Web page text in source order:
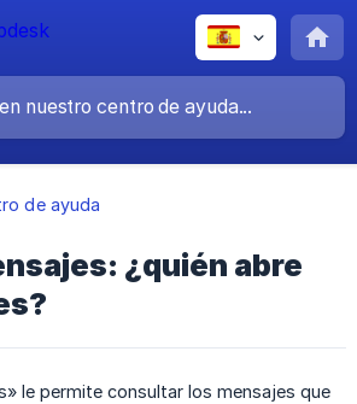
de ayuda
¿quién abre
le permite consultar los mensajes que